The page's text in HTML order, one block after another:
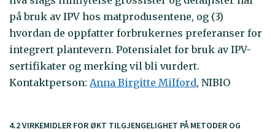
på bruk av IPV hos matprodusentene, og (3)
hvordan de oppfatter forbrukernes preferanser for
integrert plantevern. Potensialet for bruk av IPV-
sertifikater og merking vil bli vurdert.
Kontaktperson: Anna Birgitte Milford, NIBIO
4.2 VIRKEMIDLER FOR ØKT TILGJENGELIGHET PÅ METODER OG